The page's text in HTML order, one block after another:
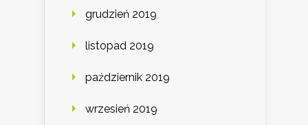
grudzień 2019
listopad 2019
październik 2019
wrzesień 2019